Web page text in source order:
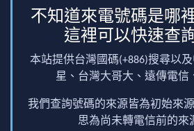
不知道來電號碼是哪
這裡可以快速查
本站提供台灣國碼(+886)搜尋以
星、台灣大哥大、遠傳電信
我們查詢號碼的來源皆為初始來
思為尚未轉電信前的來